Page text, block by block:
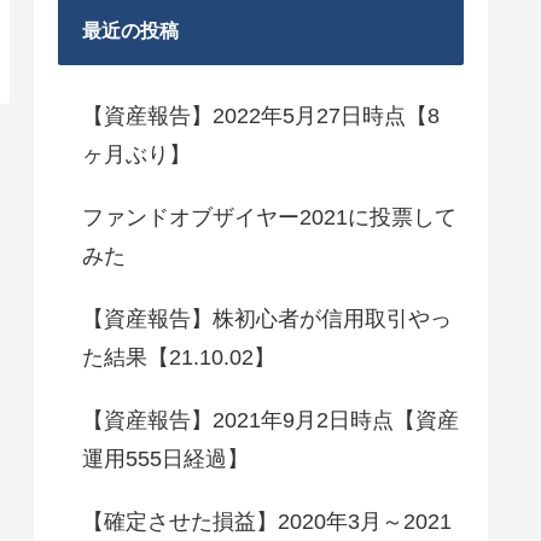
最近の投稿
【資産報告】2022年5月27日時点【8
ヶ月ぶり】
ファンドオブザイヤー2021に投票して
みた
【資産報告】株初心者が信用取引やっ
た結果【21.10.02】
【資産報告】2021年9月2日時点【資産
運用555日経過】
【確定させた損益】2020年3月～2021